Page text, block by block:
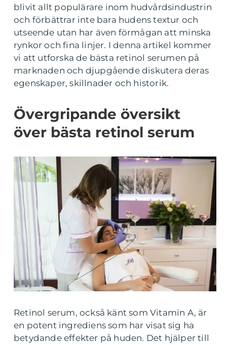
blivit allt populärare inom hudvårdsindustrin
och förbättrar inte bara hudens textur och
utseende utan har även förmågan att minska
rynkor och fina linjer. I denna artikel kommer
vi att utforska de bästa retinol serumen på
marknaden och djupgående diskutera deras
egenskaper, skillnader och historik.
Övergripande översikt
över bästa retinol serum
Retinol serum, också känt som Vitamin A, är
en potent ingrediens som har visat sig ha
betydande effekter på huden. Det hjälper till